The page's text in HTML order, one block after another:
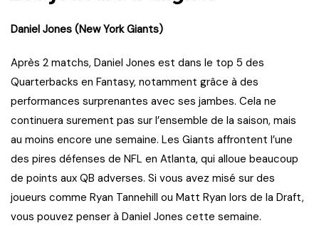
Daniel Jones (New York Giants)
Après 2 matchs, Daniel Jones est dans le top 5 des
Quarterbacks en Fantasy, notamment grâce à des
performances surprenantes avec ses jambes. Cela ne
continuera surement pas sur l’ensemble de la saison, mais
au moins encore une semaine. Les Giants affrontent l’une
des pires défenses de NFL en Atlanta, qui alloue beaucoup
de points aux QB adverses. Si vous avez misé sur des
joueurs comme Ryan Tannehill ou Matt Ryan lors de la Draft,
vous pouvez penser à Daniel Jones cette semaine.